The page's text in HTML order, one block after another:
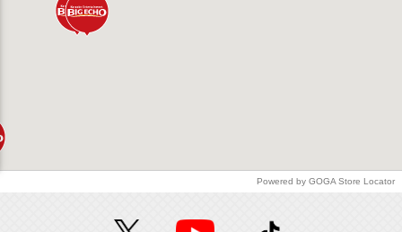
Powered by GOGA Store Locator